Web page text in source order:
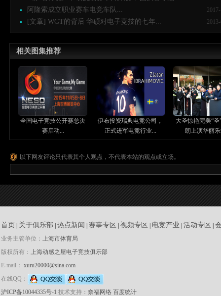
阿隆索成立职业赛车电竞车队...
[文章] WGT的背后 华硕对电子竞技的七年...
相关图集推荐
全国电子竞技公开赛总决
赛启动...
伊布投资瑞典电竞公司，
正式进军电竞行业...
大圣惊艳完美“圣
朗上演华丽
以下网友评论只代表其个人观点，不代表本站的观点或立场。
首页 关于俱乐部 热点新闻 赛事专区 视频专区 电竞产业 活动专区
业务主管单位： 上海市体育局
版权所有： 上海动感之屋电子竞技俱乐部
E-mail： xuru20000@sina.com
在线QQ：
沪ICP备10044335号-1 技术支持： 奈福网络 百度统计